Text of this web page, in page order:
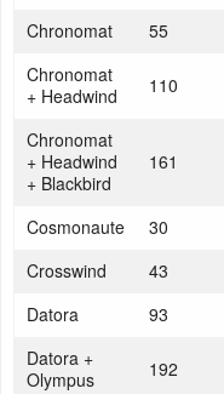
Chronomat
55
Chronomat
+ Headwind
110
Chronomat
+ Headwind
+ Blackbird
161
Cosmonaute 30
Crosswind
43
Datora
93
Datora +
Olympus
192